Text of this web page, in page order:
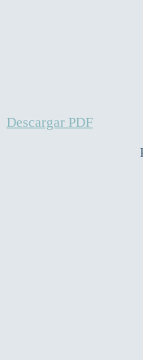
Descargar PDF